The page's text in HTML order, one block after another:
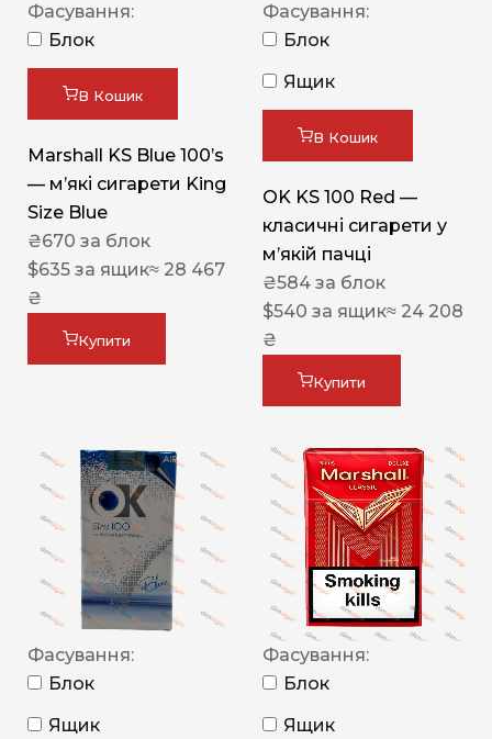
Фасування:
Блок
В Кошик
Marshall KS Blue 100’s
— м’які сигарети King
Size Blue
₴670 за блок
$635 за ящик≈ 28 467
₴
Купити
Фасування:
Блок
Ящик
В Кошик
OK KS 100 Red —
класичні сигарети у
м’якій пачці
₴584 за блок
$540 за ящик≈ 24 208
₴
Купити
Фасування:
Блок
Ящик
Фасування:
Блок
Ящик